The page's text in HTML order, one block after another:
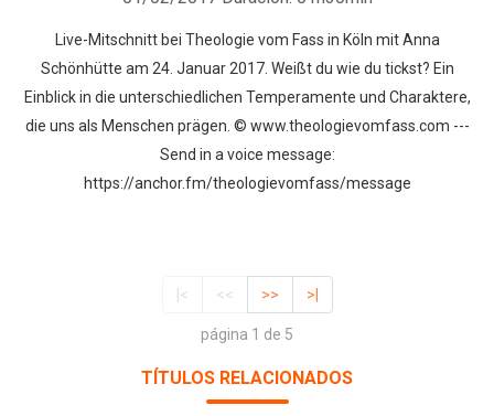
Live-Mitschnitt bei Theologie vom Fass in Köln mit Anna
Schönhütte am 24. Januar 2017. Weißt du wie du tickst? Ein
Einblick in die unterschiedlichen Temperamente und Charaktere,
die uns als Menschen prägen. © www.theologievomfass.com ---
Send in a voice message:
https://anchor.fm/theologievomfass/message
|< << >> >|
página 1 de 5
TÍTULOS RELACIONADOS